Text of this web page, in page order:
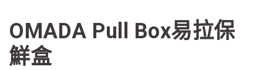
OMADA Pull Box易拉保
鮮盒